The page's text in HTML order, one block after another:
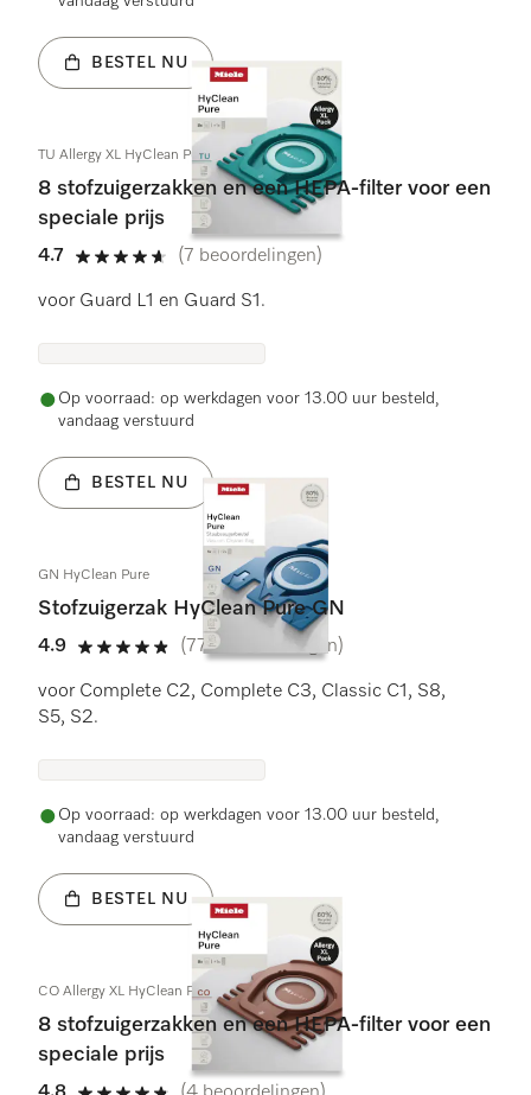
BESTEL NU
TU Allergy XL HyClean Pure
8 stofzuigerzakken en een HEPA-filter voor een
speciale prijs
4.7
4.7 sterren op 5
(7 beoordelingen)
voor Guard L1 en Guard S1.
Op voorraad: op werkdagen voor 13.00 uur besteld,
vandaag verstuurd
BESTEL NU
GN HyClean Pure
Stofzuigerzak HyClean Pure GN
4.9
4.9 sterren op 5
(771 beoordelingen)
voor Complete C2, Complete C3, Classic C1, S8,
S5, S2.
Op voorraad: op werkdagen voor 13.00 uur besteld,
vandaag verstuurd
BESTEL NU
CO Allergy XL HyClean Pure
8 stofzuigerzakken en een HEPA-filter voor een
speciale prijs